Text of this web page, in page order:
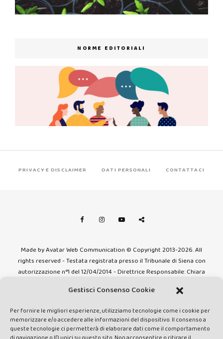
Gestisci Consenso Cookie
Per fornire le migliori esperienze, utilizziamo tecnologie come i cookie per
memorizzare e/o accedere alle informazioni del dispositivo. Il consenso a
queste tecnologie ci permetterà di elaborare dati come il comportamento
NORME EDITORIALI
PRIVACY E DISCLAIMER DATI PERSONALI CONTATTACI
Made by Avatar Web Communication © Copyright 2013-2026. All
rights reserved - Testata registrata presso il Tribunale di Siena con
autorizzazione n°1 del 12/04/2014 - Direttrice Responsabile: Chiara
Media Srl – P.IVA e C.F. 01377300528 –
10, Torrita di Siena (SI) - Iscrizione al Registro degli Operatori di
Comunicazione n.24374 del 24/03/2014